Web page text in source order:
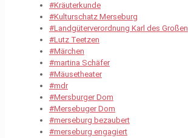
#Kräuterkunde
#Kulturschatz Merseburg
#Landgüterverordnung Karl des Großen
#Lutz Teetzen
#Märchen
#martina Schäfer
#Mäusetheater
#mdr
#Mersburger Dom
#Mersebuger Dom
#merseburg bezaubert
#merseburg engagiert